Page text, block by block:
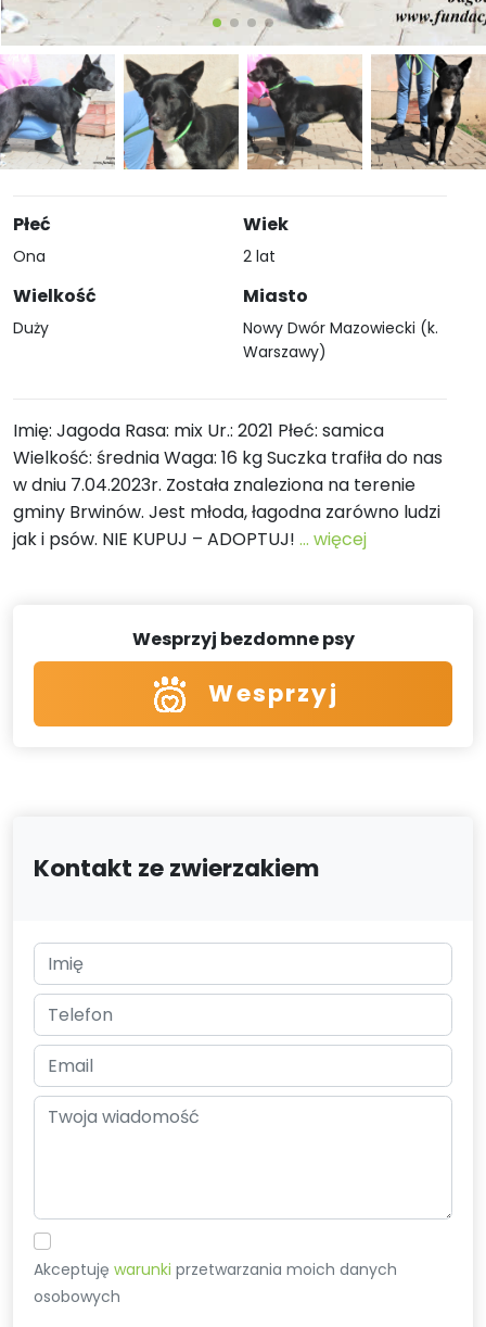
Płeć
Ona
Wielkość
Duży
Wiek
2 lat
Miasto
Nowy Dwór Mazowiecki (k.
Warszawy)
Imię: Jagoda Rasa: mix Ur.: 2021 Płeć: samica
Wielkość: średnia Waga: 16 kg Suczka trafiła do nas
w dniu 7.04.2023r. Została znaleziona na terenie
gminy Brwinów. Jest młoda, łagodna zarówno ludzi
jak i psów. NIE KUPUJ – ADOPTUJ! ... więcej
Wesprzyj bezdomne psy
Wesprzyj
Kontakt ze zwierzakiem
Akceptujęwarunki przetwarzania moich danych
osobowych